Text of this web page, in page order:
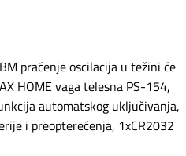
praćenje oscilacija u težini će
HOME vaga telesna PS-154,
automatskog uključivanja,
i preopterećenja, 1xCR2032